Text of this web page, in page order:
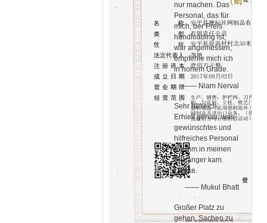
nur machen. Das
Personal, das für
mich, der Preis
handloading ist,
war angemessen,
empfehle mich ich
in hohem Grade.
—— Niam Nerval
Sehr hilfreich.
Erhielt genau, was
gewünschtes und
hilfreiches Personal
ich ihm in meinen
Anhänger kam.
Danke.
—— Mukul Bhatt
Großer Platz zu
gehen, Sachen zu